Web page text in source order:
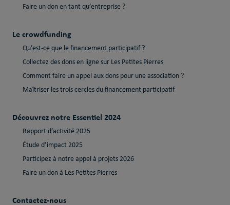
Faire un don en tant qu’entreprise ?
Le crowdfunding
Qu’est-ce que le financement participatif ?
Collectez des dons en ligne sur Les Petites Pierres
Comment faire un appel aux dons pour une association ?
Maîtriser les trois cercles du financement participatif
Découvrez notre Essentiel 2024
Rapport d’activité 2025
Étude d’impact 2025
Participez à notre appel à projets 2026
Faire un don à Les Petites Pierres
Contactez-nous